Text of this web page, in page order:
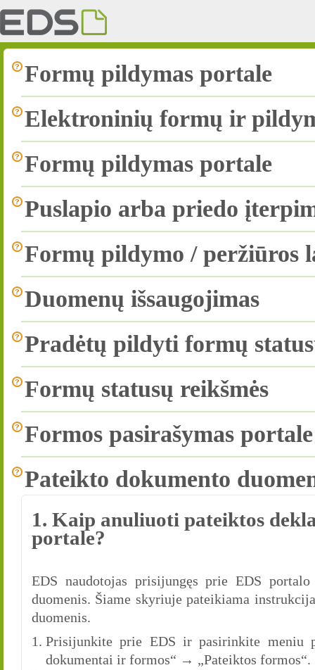
Formų pildymas portale
Elektroninių formų ir
Formų pildymas portale
Puslapio arba priedo
Formų pildymo / peržiūros
Duomenų išsaugojimas
Pradėtų pildyti formų
Formų statusų reikšmės
Formos pasirašymas portale
Pateikto dokumento
1. Kaip anuliuoti pateiktos
portale?
EDS naudotojas prisijungęs prie EDS
duomenis. Šiame skyriuje pateikiama
duomenis.
Prisijunkite prie EDS ir pasirinkite meniu
dokumentai ir formos“ → „Pateiktos formos“.